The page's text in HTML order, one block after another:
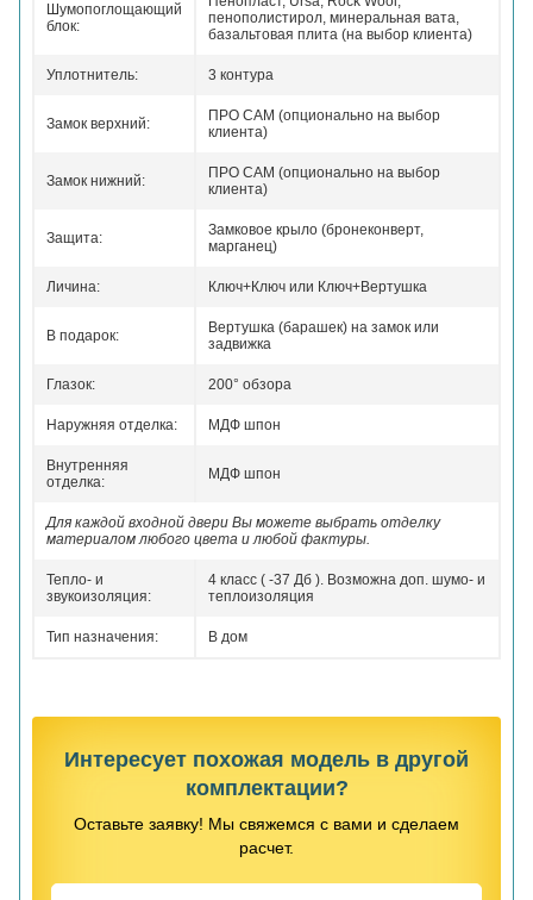
Шумопоглощающий
блок:
пенополистирол, минеральная вата,
базальтовая плита (на выбор клиента)
Уплотнитель: 3 контура
Замок верхний:
ПРО САМ (опционально на выбор
клиента)
Замок нижний:
ПРО САМ (опционально на выбор
клиента)
Защита:
Замковое крыло (бронеконверт,
марганец)
Личина: Ключ+Ключ или Ключ+Вертушка
В подарок:
Вертушка (барашек) на замок или
задвижка
Глазок: 200° обзора
Наружняя отделка: МДФ шпон
Внутренняя
отделка:
МДФ шпон
Для каждой входной двери Вы можете выбрать отделку
материалом любого цвета и любой фактуры.
Тепло- и
звукоизоляция:
4 класс ( -37 Дб ). Возможна доп. шумо- и
теплоизоляция
Тип назначения: В дом
Интересует похожая модель в другой
комплектации?
Оставьте заявку! Мы свяжемся с вами и сделаем
расчет.